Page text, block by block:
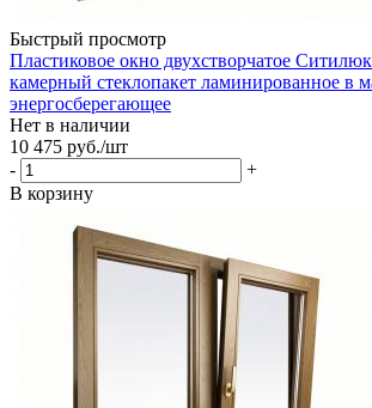
Быстрый просмотр
Пластиковое окно двухстворчатое
камерный стеклопакет ламинированное в
энергосберегающее
Нет в наличии
10 475 руб./шт
-
+
В корзину